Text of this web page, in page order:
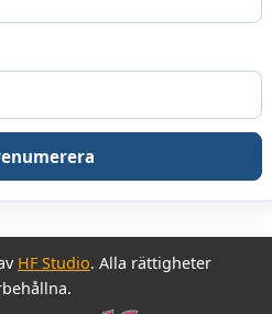
HF Studio. Alla rättigheter